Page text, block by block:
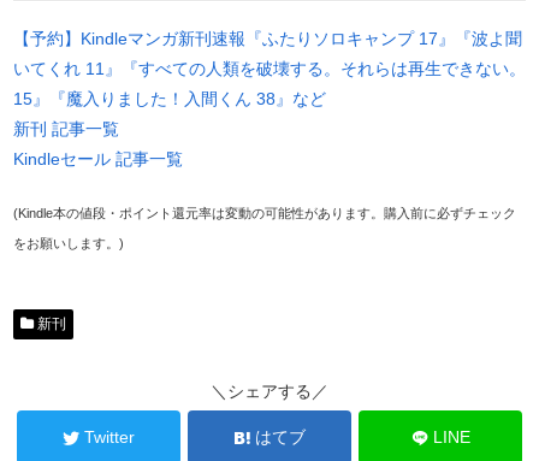
【予約】Kindleマンガ新刊速報『ふたりソロキャンプ 17』『波よ聞
いてくれ 11』『すべての人類を破壊する。それらは再生できない。
15』『魔入りました！入間くん 38』など
新刊 記事一覧
Kindleセール 記事一覧
(Kindle本の値段・ポイント還元率は変動の可能性があります。購入前に必ずチェック
をお願いします。)
新刊
＼シェアする／
Twitter はてブ LINE